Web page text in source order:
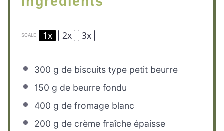
SCALE 1x 2x 3x
300 g de biscuits type petit beurre
150 g de beurre fondu
400 g de fromage blanc
200 g de crème fraîche épaisse